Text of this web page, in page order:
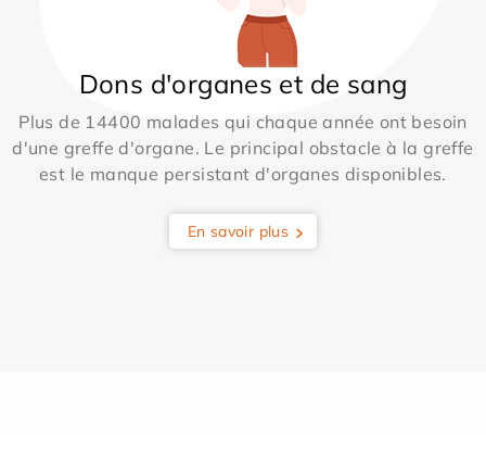
Dons d'organes et de sang
Plus de 14400 malades qui chaque année ont besoin
d'une greffe d'organe. Le principal obstacle à la greffe
est le manque persistant d'organes disponibles.
En savoir plus